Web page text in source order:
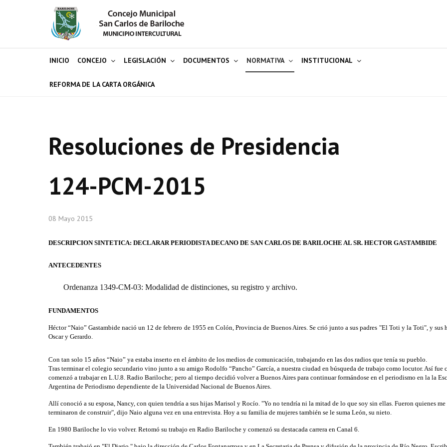
INICIO CONCEJO LEGISLACIÓN DOCUMENTOS NORMATIVA INSTITUCIONAL
REFORMA DE LA CARTA ORGÁNICA
Resoluciones de Presidencia
124-PCM-2015
08 Mayo 2015
DESCRIPCION SINTETICA: DECLARAR PERIODISTA DECANO DE SAN CARLOS DE BARILOCHE AL SR. HECTOR GASTAMBIDE
ANTECEDENTES
Ordenanza 1349-CM-03: Modalidad de distinciones, su registro y archivo.
FUNDAMENTOS
Héctor “Naio” Gastambide nació un 12 de febrero de 1955 en Colón, Provincia de Buenos Aires. Se crió junto a sus padres "El Toti y la Toti", y sus
Oscar y Gerardo.
Con tan solo 15 años “Naio” ya estaba inserto en el ámbito de los medios de comunicación, trabajando en las dos radios que tenía su pueblo.
Tras terminar el colegio secundario vino junto a su amigo Rodolfo “Pancho” García, a nuestra ciudad en búsqueda de trabajo como locutor. Así fue
comenzó a trabajar en L.U.8. Radio Bariloche; pero al tiempo decidió volver a Buenos Aires para continuar formándose en el periodismo en la la
Argentina de Periodismo dependiente de la Universidad Nacional de Buenos Aires.
Allí conoció a su esposa, Nancy, con quien tendría a sus hijas Marisol y Rocío. "Yo no tendría ni la mitad de lo que soy sin ellas. Fueron quienes me
terminaron de construir", dijo Naio alguna vez en una entrevista. Hoy a su familia de mujeres también se le suma León, su nieto.
En 1980 Bariloche lo vio volver. Retomó su trabajo en Radio Bariloche y comenzó su destacada carrera en Canal 6.